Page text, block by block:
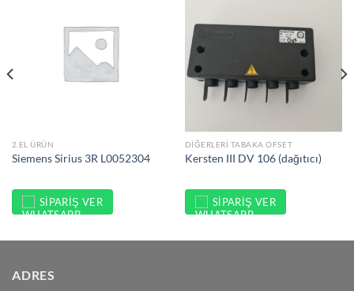
2.EL ÜRÜN
Siemens Sirius 3R L0052304
SIPARIŞ VER
DIĞERLERI TABAKA OFSET
Kersten III DV 106 (dağıtıcı)
SIPARIŞ VER
ADRES